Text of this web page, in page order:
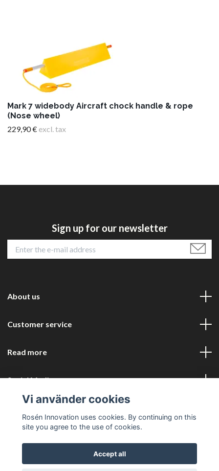
Mark 7 widebody Aircraft chock handle & rope
(Nose wheel)
229,90 € excl. tax
Sign up for our newsletter
About us
Customer service
Read more
Social Media
Vi använder cookies
Rosén Innovation uses cookies. By continuing on this
site you agree to the use of cookies.
Accept all